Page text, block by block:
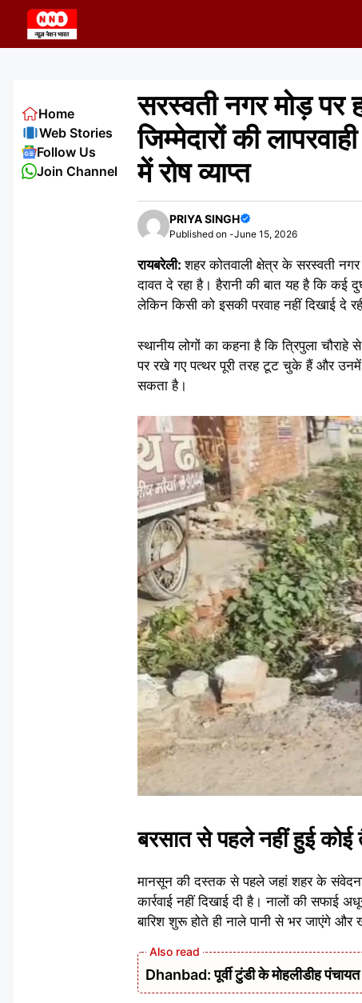
content
सरस्वती नगर मोड़ पर
जिम्मेदारों की
में रोष व्याप्त
PRIYA SINGH
Published on -June 15, 2026
रायबरेली:शहर कोतवाली क्षेत्र के सरस्वती
दावत दे रहा है। हैरानी की बात यह है कि कई
लेकिन किसी को इसकी परवाह नहीं दिखाई दे
स्थानीय लोगों का कहना है कि त्रिपुला
पर रखे गए पत्थर पूरी तरह टूट चुके हैं और उनमें
सकता है।
बरसात से पहले नहीं हुई कोई
मानसून की दस्तक से पहले जहां शहर के
कार्रवाई नहीं दिखाई दी है। नालों की सफाई
बारिश शुरू होते ही नाले पानी से भर जाएंगे
Dhanbad: पूर्वी टुंडी के मोहलीडीह
Home
Web Stories
Follow Us
Join Channel